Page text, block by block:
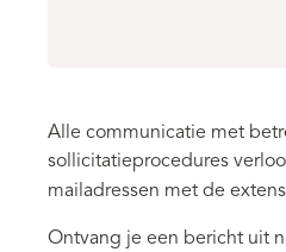
Alle communicatie met
sollicitatieprocedures
mailadressen met de
Ontvang je een bericht uit